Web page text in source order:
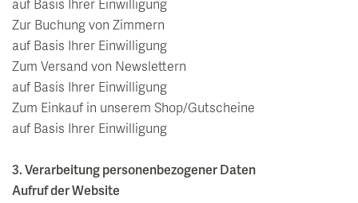
auf Basis Ihrer Einwilligung
Zur Buchung von Zimmern
auf Basis Ihrer Einwilligung
Zum Versand von Newslettern
auf Basis Ihrer Einwilligung
Zum Einkauf in unserem Shop/Gutscheine
auf Basis Ihrer Einwilligung
3. Verarbeitung personenbezogener Daten
Aufruf der Website